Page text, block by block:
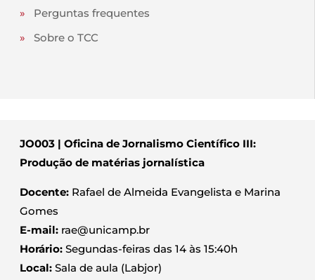
» Perguntas frequentes
» Sobre o TCC
JO003 | Oficina de Jornalismo Científico III:
Produção de matérias jornalística
Docente: Rafael de Almeida Evangelista e Marina
Gomes
E-mail: rae@unicamp.br
Horário: Segundas-feiras das 14 às 15:40h
Local: Sala de aula (Labjor)